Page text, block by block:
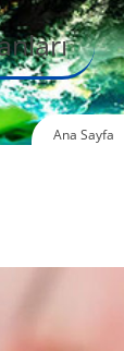
Ana Sayfa